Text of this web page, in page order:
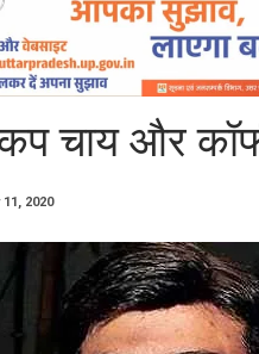
चाय और
11, 2020